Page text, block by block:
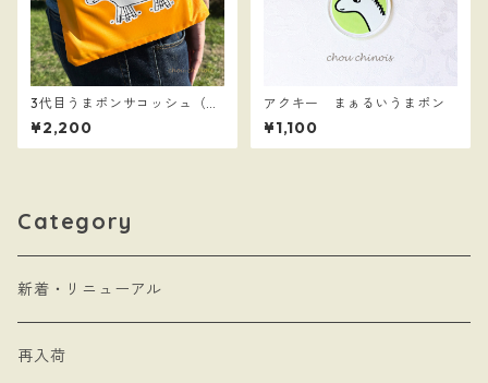
3代目うまポンサコッシュ（パ
ンプキンイエロー）
¥2,200
アクキー まぁるいうまポン
¥1,100
Category
新着・リニューアル
再入荷